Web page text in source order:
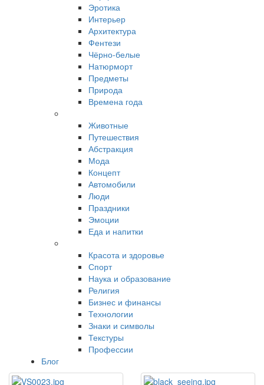
Эротика
Интерьер
Архитектура
Фентези
Чёрно-белые
Натюрморт
Предметы
Природа
Времена года
Животные
Путешествия
Абстракция
Мода
Концепт
Автомобили
Люди
Праздники
Эмоции
Еда и напитки
Красота и здоровье
Спорт
Наука и образование
Религия
Бизнес и финансы
Технологии
Знаки и символы
Текстуры
Профессии
Блог